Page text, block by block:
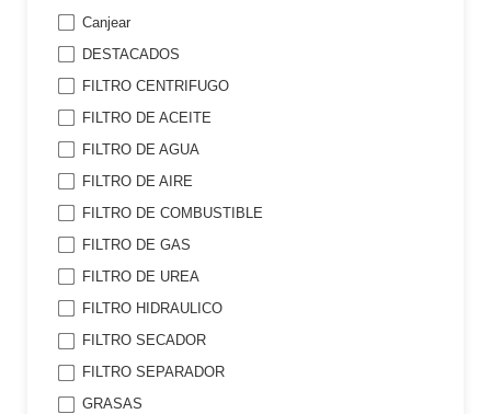
Canjear
DESTACADOS
FILTRO CENTRIFUGO
FILTRO DE ACEITE
FILTRO DE AGUA
FILTRO DE AIRE
FILTRO DE COMBUSTIBLE
FILTRO DE GAS
FILTRO DE UREA
FILTRO HIDRAULICO
FILTRO SECADOR
FILTRO SEPARADOR
GRASAS